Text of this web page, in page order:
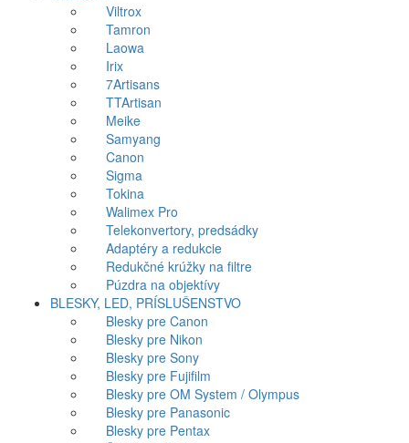
Viltrox
Tamron
Laowa
Irix
7Artisans
TTArtisan
Meike
Samyang
Canon
Sigma
Tokina
Walimex Pro
Telekonvertory, predsádky
Adaptéry a redukcie
Redukčné krúžky na filtre
Púzdra na objektívy
BLESKY, LED, PRÍSLUŠENSTVO
Blesky pre Canon
Blesky pre Nikon
Blesky pre Sony
Blesky pre Fujifilm
Blesky pre OM System / Olympus
Blesky pre Panasonic
Blesky pre Pentax